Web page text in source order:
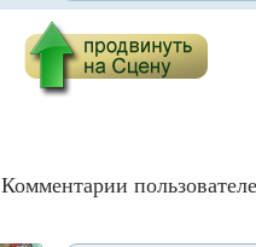
Комментарии